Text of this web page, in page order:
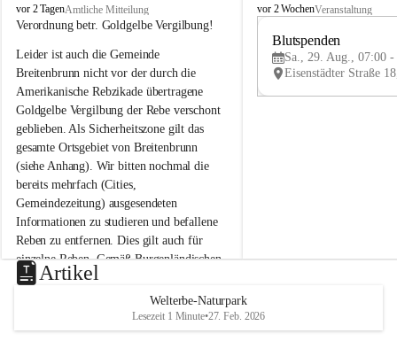
B
r
i
t
e
n
b
r
u
n
n
a
m
N
e
u
s
d
vor 2 TagenAmtliche Mitteilung
Verordnung betr. Goldgelbe Vergilbung!
Leider ist auch die Gemeinde
Breitenbrunn nicht vor der durch die
Amerikanische Rebzikade übertragene
Goldgelbe Vergilbung der Rebe verschont
geblieben. Als Sicherheitszone gilt das
gesamte Ortsgebiet von Breitenbrunn
(siehe Anhang). Wir bitten nochmal die
bereits mehrfach (Cities,
Gemeindezeitung) ausgesendeten
Informationen zu studieren und befallene
Reben zu entfernen. Dies gilt auch für
einzelne Reben. Gemäß Burgenländischen
Weinbaugesetz sind nicht gepflegte oder
unzulässige Weingärten zu roden! Bitte
helfen wir zusammen um unsere Winzer
vor den prognostizierten Ernteausfällen
B
e
u
e
d
vor 2 WochenVeranstaltung
Blutspenden
Sa., 29. Aug., 07:00 -
Artikel
Welterbe-Naturpark
Lesezeit 1 Minute•27. Feb. 2026